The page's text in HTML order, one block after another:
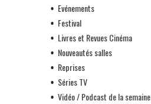
Evénements
Festival
Livres et Revues Cinéma
Nouveautés salles
Reprises
Séries TV
Vidéo / Podcast de la semaine